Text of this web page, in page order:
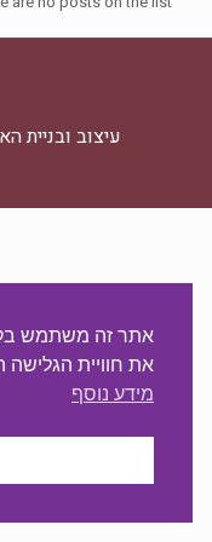
עיצוב ובניית
את חוויית
מידע נוסף